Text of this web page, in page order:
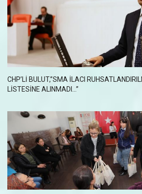
CHP’LI BULUT,”SMA İLACI
LISTESINE ALINMADI…”